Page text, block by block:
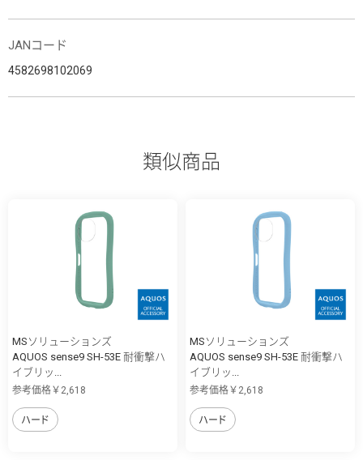
JANコード
4582698102069
類似商品
MSソリューションズ
AQUOS sense9 SH-53E 耐衝撃ハ
イブリッ...
参考価格￥2,618
ハード
MSソリューションズ
AQUOS sense9 SH-53E 耐衝撃ハ
イブリッ...
参考価格￥2,618
ハード